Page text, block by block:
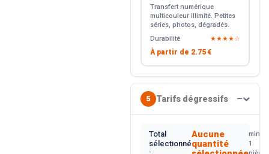
Transfert numérique
multicouleur illimité. Petites
séries, photos, dégradés.
Durabilité
★★★★☆
À partir de 2.75 €
5 Tarifs dégressifs —
Total
sélectionné
Aucune
quantité
min.
1